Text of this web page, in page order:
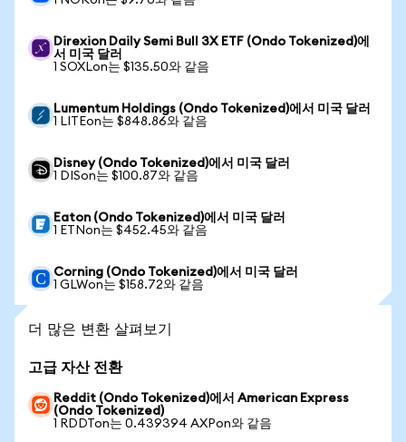
Direxion Daily Semi Bull 3X ETF (Ondo Tokenized)에
서 미국 달러
1 SOXLon는 $135.50와 같음
Lumentum Holdings (Ondo Tokenized)에서 미국 달러
1 LITEon는 $848.86와 같음
Disney (Ondo Tokenized)에서 미국 달러
1 DISon는 $100.87와 같음
Eaton (Ondo Tokenized)에서 미국 달러
1 ETNon는 $452.45와 같음
Corning (Ondo Tokenized)에서 미국 달러
1 GLWon는 $158.72와 같음
더 많은 변환 살펴보기
고급 자산 전환
Reddit (Ondo Tokenized)에서 American Express
(Ondo Tokenized)
1 RDDTon는 0.439394 AXPon와 같음